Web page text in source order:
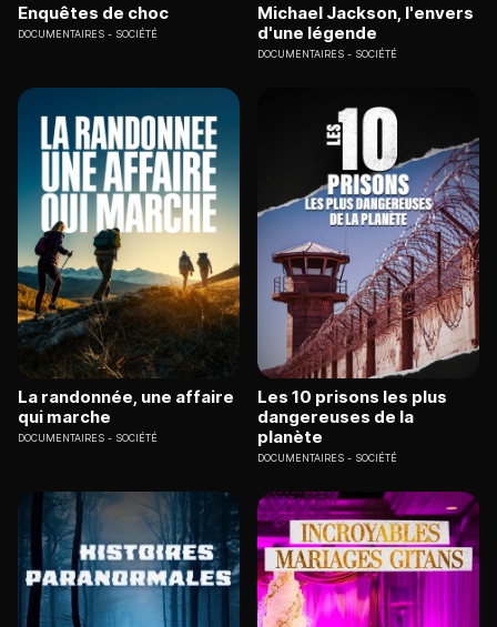
Enquêtes de choc
DOCUMENTAIRES SOCIÉTÉ
Michael Jackson, l'envers
d'une légende
DOCUMENTAIRES SOCIÉTÉ
La randonnée, une affaire
qui marche
DOCUMENTAIRES SOCIÉTÉ
Les 10 prisons les plus
dangereuses de la
planète
DOCUMENTAIRES SOCIÉTÉ